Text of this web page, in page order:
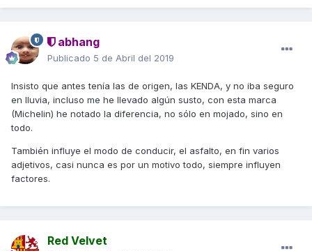
abhang
Publicado 5 de Abril del 2019
Insisto que antes tenía las de origen, las KENDA, y no iba seguro
en lluvia, incluso me he llevado algún susto, con esta marca
(Michelin) he notado la diferencia, no sólo en mojado, sino en
todo.
También influye el modo de conducir, el asfalto, en fin varios
adjetivos, casi nunca es por un motivo todo, siempre influyen
factores.
Red Velvet